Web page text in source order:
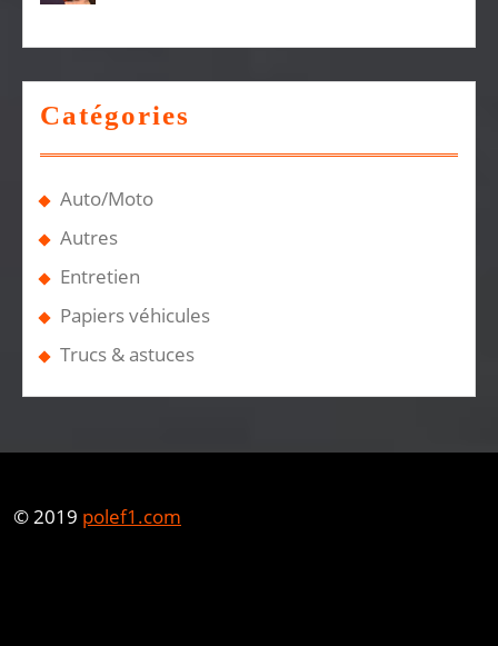
Catégories
Auto/Moto
Autres
Entretien
Papiers véhicules
Trucs & astuces
© 2019 polef1.com